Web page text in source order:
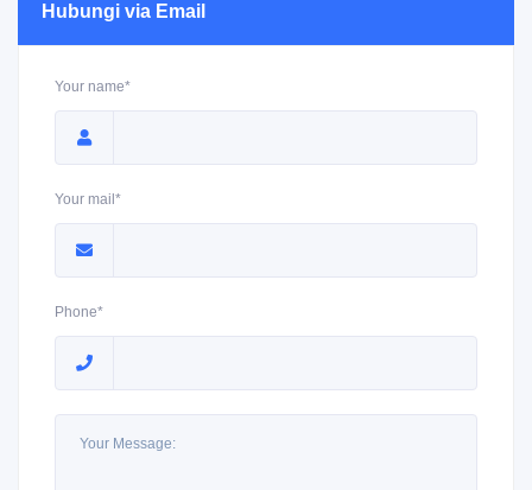
Hubungi via Email
Your name*
Your mail*
Phone*